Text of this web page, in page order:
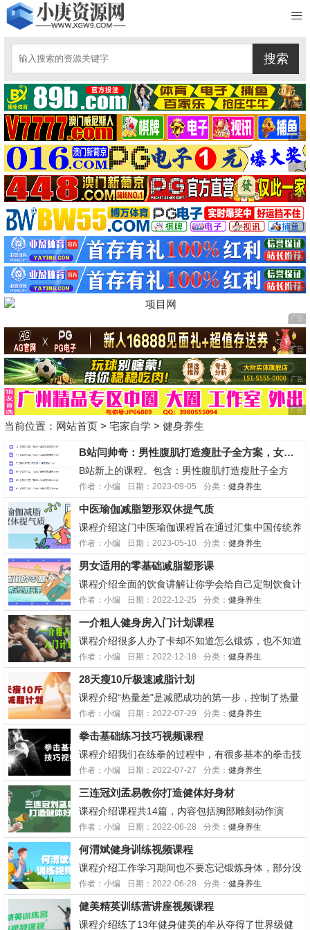
当前位置： 网站首页 > 宅家自学 > 健身养生
B站闫帅奇：男性腹肌打造瘦肚子全方案，女性马甲线打造减脂瘦肚子方案
B站新上的课程。包含：男性腹肌打造瘦肚子全方
案，女性马甲线打造减脂瘦肚子方案目前还没有更新
完，后续再补充。链接: https://pan.baidu.com/s/18
LzwTEF2T3Wx5WD0RWWElg?pwd=hj8t...
作者：小编 日期：2023-09-05 分类： 健身养生
中医瑜伽减脂塑形双休提气质
课程介绍这门中医瑜伽课程旨在通过汇集中国传统养
生技术和瑜伽的体位法、呼吸法和冥想等练习，为学
员提供全面而有效的健身计划。课程包括减脂塑形、
提升双休线条以及增强气质等方面的内容，帮助学员
达到理想的外在形态，同时改善内在身心状态。学习
地址百度：...
作者：小编 日期：2023-05-10 分类： 健身养生
男女适用的零基础减脂塑形课
课程介绍全面的饮食讲解让你学会给自己定制饮食计
划，全身训练动作库详细的动作讲解小白也能轻松上
手！你做好准备成为猛男了吗？学习地址百度：http
s://pan.baidu.com/s/1RekmMpGG0z6oK4WK1ljEq
Q天翼：htt...
作者：小编 日期：2022-12-25 分类： 健身养生
一介粗人健身房入门计划课程
课程介绍很多人办了卡却不知道怎么锻炼，也不知道
去健身房应该准备些什么。他们比较茫然，每次去健
身房的时候都只会跑跑步就回家了，这样的锻炼方式
是比较低效的。第一次去健身房锻炼，你需要准备些
什么...
作者：小编 日期：2022-12-18 分类： 健身养生
28天瘦10斤极速减脂计划
课程介绍“热量差"是减肥成功的第一步，控制了热量
的摄入就控制了减脂的结果，吃什么吃多少，给你一
份详细好执行的饮食计划，带你了解关于蛋白粉、增
肌粉的几个常见问题，教大家吃便利店，怎么才能吃
不胖!学习地址百度：https://pan....
作者：小编 日期：2022-07-29 分类： 健身养生
拳击基础练习技巧视频课程
课程介绍我们在练拳的过程中，有很多基本的拳击技
巧，这些技巧会提升你的训练，攻击和防守技巧。保
持你的站架，出拳要犀利。这样你会在有限时间高质
量的完成练习。如果你想姿势正确并且有效的击打沙
包而不是一直围绕着沙包气喘吁吁的显示你的“斗
志”，不要在...
作者：小编 日期：2022-07-27 分类： 健身养生
三连冠刘孟易教你打造健体好身材
课程介绍课程共14篇，内容包括胸部雕刻动作演
示、细节展示，胸部动作独家经验总结、细节讲解，
肩部雕刻动作演示+肩部动作独家经验总结+背部雕
刻动作演示+腿部动作独家经验总结以及二头、三头
动作独家经验总结，世锦赛三连冠大佬带你造就好身
材。学习地址...
作者：小编 日期：2022-06-28 分类： 健身养生
何渭斌健身训练视频课程
课程介绍工作学习期间也不要忘记锻炼身体，部分没
法去户外或健身房健身的小伙伴们，有这套教程让你
在家也能练，博士深蹲之实用辅助技术、推起一座山
的诀窍、王牌动作杠铃深蹲，正确的训练方法是最佳
的愈伤良药。学习地址百度：https://pan.bai...
作者：小编 日期：2022-06-28 分类： 健身养生
健美精英训练营讲座视频课程
课程介绍练了13年健身健美的牟从夺得了世界级健